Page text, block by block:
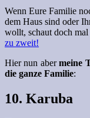
Wenn Eure Familie
dem Haus sind oder
wollt, schaut doch
zu zweit!
Hier nun abermeine
die ganze Familie:
10. Karuba